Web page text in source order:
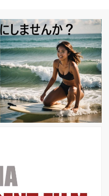
ン・アビー』が2020年
TOHOシネマズ 日比谷
ョーとなります。 全米
作品歴代No.1オ
う華々しい記録を打ち
批評サイ
では 批評家84%フ